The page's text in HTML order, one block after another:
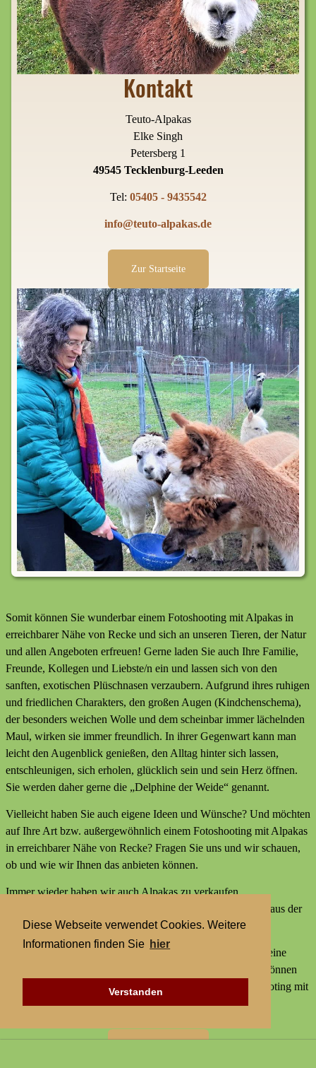
Diese Webseite verwendet Cookies. Weitere
Informationen finden Sie hier
Verstanden
Kontakt
Teuto-Alpakas
Elke Singh
Petersberg 1
49545 Tecklenburg-Leeden
Tel: 05405 - 9435542
info@teuto-alpakas.de
Zur Startseite
Somit können Sie wunderbar einem Fotoshooting mit Alpakas in
erreichbarer Nähe von Recke und sich an unseren Tieren, der Natur
und allen Angeboten erfreuen! Gerne laden Sie auch Ihre Familie,
Freunde, Kollegen und Liebste/n ein und lassen sich von den
sanften, exotischen Plüschnasen verzaubern. Aufgrund ihres ruhigen
und friedlichen Charakters, den großen Augen (Kindchenschema),
der besonders weichen Wolle und dem scheinbar immer lächelnden
Maul, wirken sie immer freundlich. In ihrer Gegenwart kann man
leicht den Augenblick genießen, den Alltag hinter sich lassen,
entschleunigen, sich erholen, glücklich sein und sein Herz öffnen.
Sie werden daher gerne die „Delphine der Weide“ genannt.
Vielleicht haben Sie auch eigene Ideen und Wünsche? Und möchten
auf Ihre Art bzw. außergewöhnlich einem Fotoshooting mit Alpakas
in erreichbarer Nähe von Recke? Fragen Sie uns und wir schauen,
ob und wie wir Ihnen das anbieten können.
Immer wieder haben wir auch Alpakas zu verkaufen,
Alpakaprodukte, z.B. Alpakaseife oder Alpaka-Bettdecken aus der
Wolle unserer Tiere und außerdem kleine Geschenke.
Wir bieten keine externen Aktivitäten mit Alpakas an und keine
Alpaka-Wanderungen. Aber statt einer Alpakawanderung können
Sie bei uns Alpakas Mal anders erleben und einem Fotoshooting mit
Alpakas in erreichbarer Nähe von Recke.